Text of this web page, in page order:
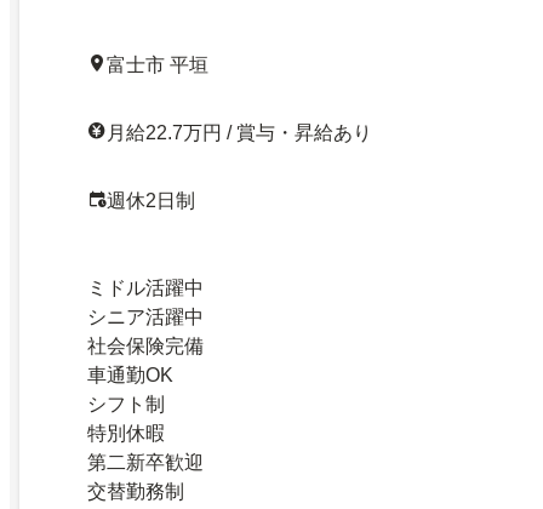
富士市 平垣
月給22.7万円 / 賞与・昇給あり
週休2日制
ミドル活躍中
シニア活躍中
社会保険完備
車通勤OK
シフト制
特別休暇
第二新卒歓迎
交替勤務制